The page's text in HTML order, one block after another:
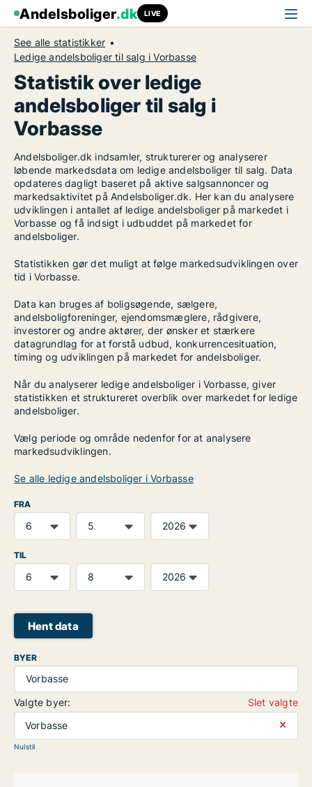
Andelsboliger.dk LIVE
See alle statistikker
Ledige andelsboliger til salg i Vorbasse
Statistik over ledige
andelsboliger til salg i
Vorbasse
Andelsboliger.dk indsamler, strukturerer og analyserer
løbende markedsdata om ledige andelsboliger til salg. Data
opdateres dagligt baseret på aktive salgsannoncer og
markedsaktivitet på Andelsboliger.dk. Her kan du analysere
udviklingen i antallet af ledige andelsboliger på markedet i
Vorbasse og få indsigt i udbuddet på markedet for
andelsboliger.
Statistikken gør det muligt at følge markedsudviklingen over
tid i Vorbasse.
Data kan bruges af boligsøgende, sælgere,
andelsboligforeninger, ejendomsmæglere, rådgivere,
investorer og andre aktører, der ønsker et stærkere
datagrundlag for at forstå udbud, konkurrencesituation,
timing og udviklingen på markedet for andelsboliger.
Når du analyserer ledige andelsboliger i Vorbasse, giver
statistikken et struktureret overblik over markedet for ledige
andelsboliger.
Vælg periode og område nedenfor for at analysere
markedsudviklingen.
Se alle ledige andelsboliger i Vorbasse
FRA
TIL
Hent data
BYER
Vorbasse
Valgte byer:
Slet valgte
Vorbasse
⨯
Nulstil